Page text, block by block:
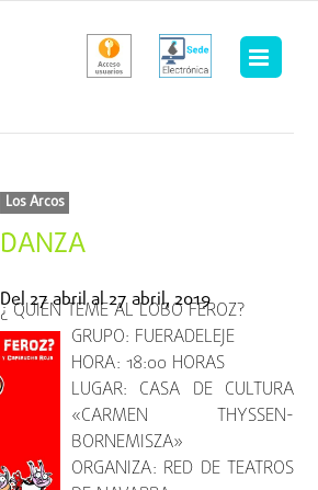
Los Arcos
DANZA
Del27 abrilal27 abril, 2019
¿ QUIÉN TEME AL LOBO FEROZ?
GRUPO: FUERADELEJE
HORA: 18:00 HORAS
LUGAR: CASA DE CULTURA
«CARMEN THYSSEN-
BORNEMISZA»
ORGANIZA: RED DE TEATROS